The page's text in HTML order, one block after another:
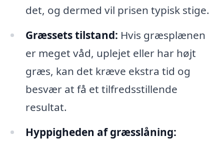
det, og dermed vil prisen typisk stige.
Græssets tilstand: Hvis græsplænen
er meget våd, uplejet eller har højt
græs, kan det kræve ekstra tid og
besvær at få et tilfredsstillende
resultat.
Hyppigheden af græsslåning: